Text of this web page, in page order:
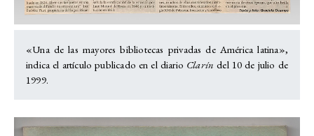
«Una de las mayores bibliotecas privadas de América latina»,
indica el artículo publicado en el diario Claríndel 10 de julio de
1999.